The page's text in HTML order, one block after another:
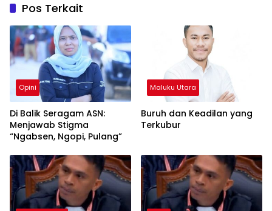
Pos Terkait
Opini
Di Balik Seragam ASN:
Menjawab Stigma
“Ngabsen, Ngopi, Pulang”
Maluku Utara
Buruh dan Keadilan yang
Terkubur